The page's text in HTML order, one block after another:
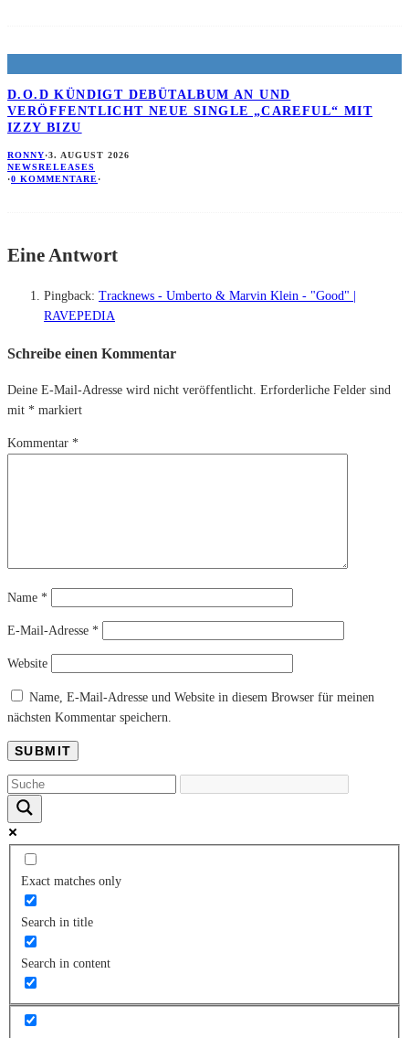
D.O.D KÜNDIGT DEBÜTALBUM AN UND
VERÖFFENTLICHT NEUE SINGLE „CAREFUL“ MIT
IZZY BIZU
RONNY·3. AUGUST 2026
NEWSRELEASES
·0 KOMMENTARE·
Eine Antwort
Pingback: Tracknews - Umberto & Marvin Klein - "Good" |
RAVEPEDIA
Schreibe einen Kommentar
Deine E-Mail-Adresse wird nicht veröffentlicht. Erforderliche Felder sind
mit * markiert
Kommentar *
Name *
E-Mail-Adresse *
Website
Name, E-Mail-Adresse und Website in diesem Browser für meinen
nächsten Kommentar speichern.
Exact matches only
Search in title
Search in content